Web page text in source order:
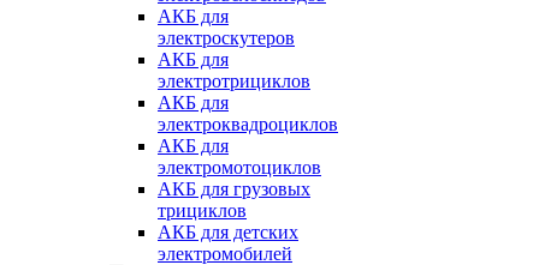
АКБ для
электроскутеров
АКБ для
электротрициклов
АКБ для
электроквадроциклов
АКБ для
электромотоциклов
АКБ для грузовых
трициклов
АКБ для детских
электромобилей